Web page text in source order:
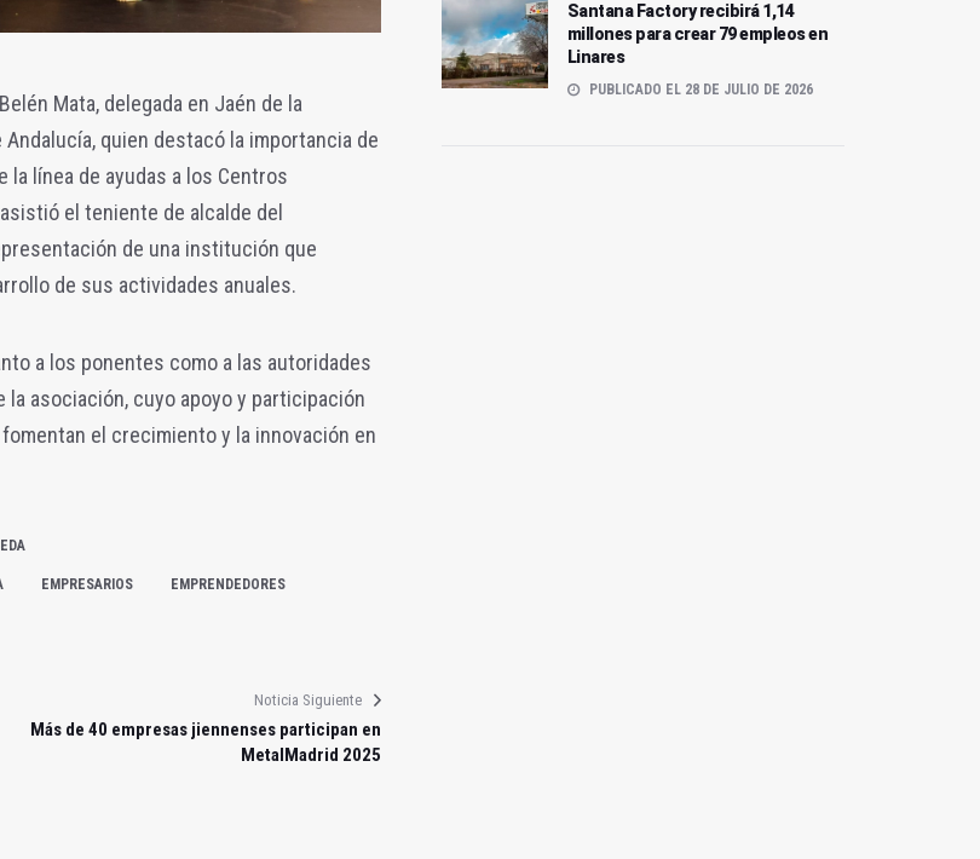
Mata, delegada en Jaén de la
quien destacó la importancia de
línea de ayudas a los Centros
el teniente de alcalde del
de una institución que
de sus actividades anuales.
a los ponentes como a las autoridades
asociación, cuyo apoyo y participación
el crecimiento y la innovación en
EMPRESARIOS EMPRENDEDORES
Noticia Siguiente
Más de 40 empresas jiennenses participan en
MetalMadrid 2025
Santana Factory recibirá 1,14
millones para crear 79 empleos en
Linares
PUBLICADO EL 28 DE JULIO DE 2026